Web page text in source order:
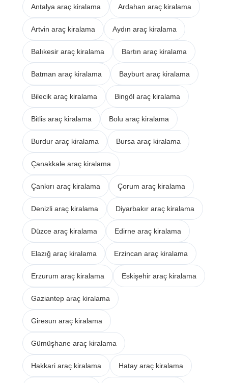
Antalya araç kiralama Ardahan araç kiralama
Artvin araç kiralama Aydın araç kiralama
Balıkesir araç kiralama Bartın araç kiralama
Batman araç kiralama Bayburt araç kiralama
Bilecik araç kiralama Bingöl araç kiralama
Bitlis araç kiralama Bolu araç kiralama
Burdur araç kiralama Bursa araç kiralama
Çanakkale araç kiralama
Çankırı araç kiralama Çorum araç kiralama
Denizli araç kiralama Diyarbakır araç kiralama
Düzce araç kiralama Edirne araç kiralama
Elazığ araç kiralama Erzincan araç kiralama
Erzurum araç kiralama Eskişehir araç kiralama
Gaziantep araç kiralama
Giresun araç kiralama
Gümüşhane araç kiralama
Hakkari araç kiralama Hatay araç kiralama